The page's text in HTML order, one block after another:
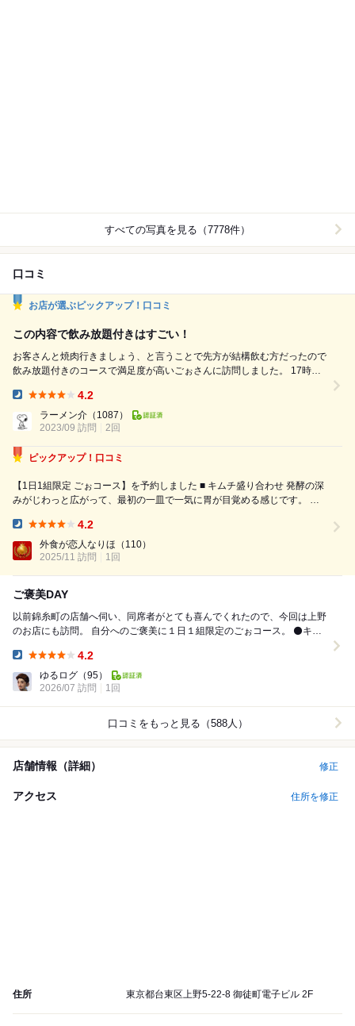
すべての写真を見る（7778件）
口コミ
お店が選ぶピックアップ！口コミ
この内容で飲み放題付きはすごい！
お客さんと焼肉行きましょう、と言うことで先方が結構飲む方だったので
飲み放題付きのコースで満足度が高いごぉさんに訪問しました。 17時開
がありました。19:00以降は結構埋まるそうです。 ごぉの厚切り入門コー
スで予約、まずはビールで乾杯。ジョッキじゃなくて大きいグラスでやや
薄口で泡もしっかり注いでいただいてて疲れ...
4.2
ラーメン介 （1087）
2023/09 訪問
2回
ピックアップ！口コミ
【1日1組限定 ごぉコース】を予約しました ■ キムチ盛り合わせ 発酵の深
みがじわっと広がって、最初の一皿で一気に胃が目覚める感じです。 辛
した野菜に、その日の気分がふっと乗ったような軽やかな味わい。重くな
る焼...
4.2
外食が恋人なりほ （110）
2025/11 訪問
1回
ご褒美DAY
以前錦糸町の店舗へ伺い、同席者がとても喜んでくれたので、今回は上野
のお店にも訪問。 自分へのご褒美に１日１組限定のごぉコース。 ⚫️キム
4.2
ゆるログ （95）
2026/07 訪問
1回
口コミをもっと見る（588人）
店舗情報（詳細） 修正
アクセス 住所を修正
住所 東京都台東区上野5-22-8 御徒町電子ビル 2F